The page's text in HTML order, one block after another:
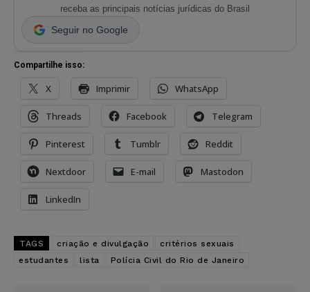
receba as principais notícias jurídicas do Brasil
Seguir no Google
Compartilhe isso:
X Imprimir WhatsApp
Threads Facebook Telegram
Pinterest Tumblr Reddit
Nextdoor E-mail Mastodon
LinkedIn
TAGS criação e divulgação
critérios sexuais
estudantes
lista Polícia Civil do Rio de Janeiro